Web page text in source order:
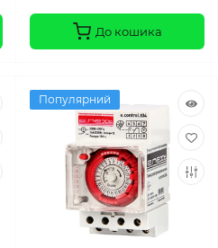
До кошика
Популярний